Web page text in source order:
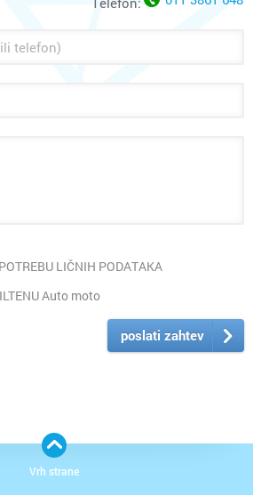
LIČNIH PODATAKA
Auto moto
poslati zahtev
Vrh strane